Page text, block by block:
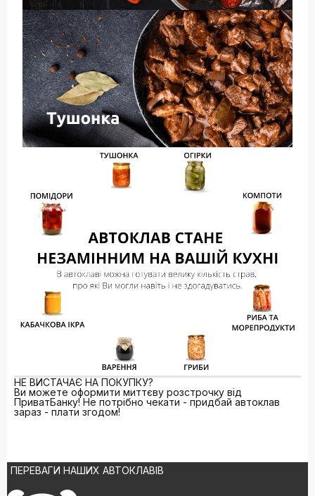
НЕ ВИСТАЧАЄ НА ПОКУПКУ?
Ви можете оформити миттєву розстрочку від
ПриватБанку! Не потрібно чекати - придбай автоклав
зараз - плати згодом!
ПЕРЕВАГИ НАШИХ АВТОКЛАВІВ